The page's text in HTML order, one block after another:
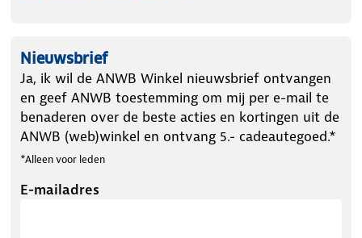
Nieuwsbrief
Ja, ik wil de ANWB Winkel nieuwsbrief ontvangen
en geef ANWB toestemming om mij per e-mail te
benaderen over de beste acties en kortingen uit de
ANWB (web)winkel en ontvang 5.- cadeautegoed.*
*Alleen voor leden
E-mailadres